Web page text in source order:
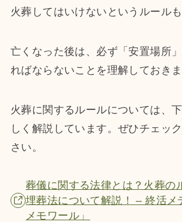
火葬してはいけないというルールも
亡くなった後は、必ず「安置場所
ればならないことを理解しておきま
火葬に関するルールについては、
しく解説しています。ぜひチェッ
さい。
葬儀に関する法律とは？火葬の
埋葬法について解説！ – 終活メ
メモワール」